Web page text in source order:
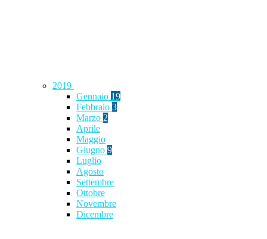
2019
Gennaio 19
Febbraio 3
Marzo 2
Aprile
Maggio
Giugno 9
Luglio
Agosto
Settembre
Ottobre
Novembre
Dicembre